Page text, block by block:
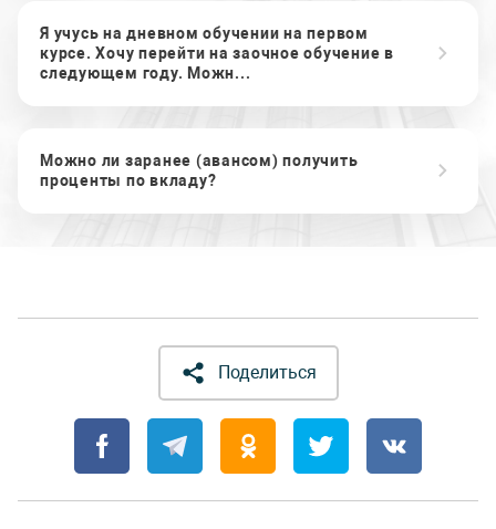
Я учусь на дневном обучении на первом
курсе. Хочу перейти на заочное обучение в
следующем году. Можн...
Можно ли заранее (авансом) получить
проценты по вкладу?
Поделиться